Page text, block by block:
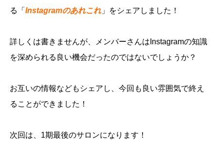
る「 Instagramのあれこれ」をシェアしました！
詳しくは書きませんが、メンバーさんはInstagramの知識
を深められる良い機会だったのではないでしょうか？
お互いの情報などもシェアし、今回も良い雰囲気で終え
ることができました！
次回は、1期最後のサロンになります！